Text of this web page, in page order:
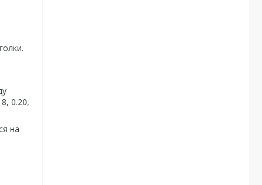
0.20,
на